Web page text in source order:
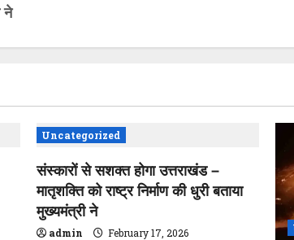
ने
Uncategorized
संस्कारों से सशक्त होगा उत्तराखंड –
मातृशक्ति को राष्ट्र निर्माण की धुरी बताया
मुख्यमंत्री ने
admin February 17, 2026